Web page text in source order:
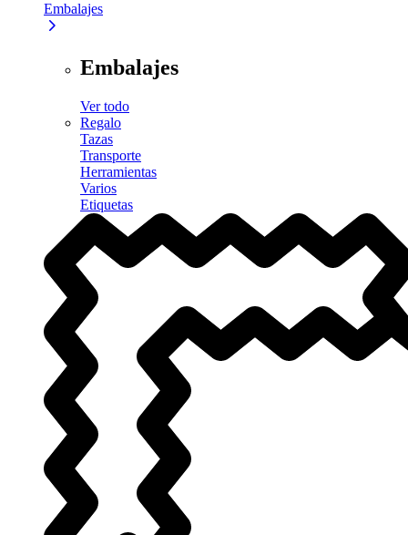
Embalajes
Embalajes
Ver todo
Regalo
Tazas
Transporte
Herramientas
Varios
Etiquetas